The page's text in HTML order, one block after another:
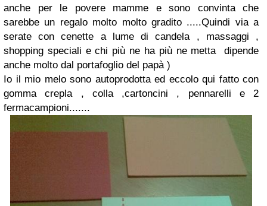
anche per le povere mamme e sono convinta che
sarebbe un regalo molto molto gradito .....Quindi via a
serate con cenette a lume di candela , massaggi ,
shopping speciali e chi più ne ha più ne metta dipende
anche molto dal portafoglio del papà )
Io il mio melo sono autoprodotta ed eccolo qui fatto con
gomma crepla , colla ,cartoncini , pennarelli e 2
fermacampioni.......